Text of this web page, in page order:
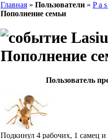
Главная » Пользователи » P a
Пополнение семьи
Пополнение
Пользователь
Подкинул 4 рабочих, 1 самец